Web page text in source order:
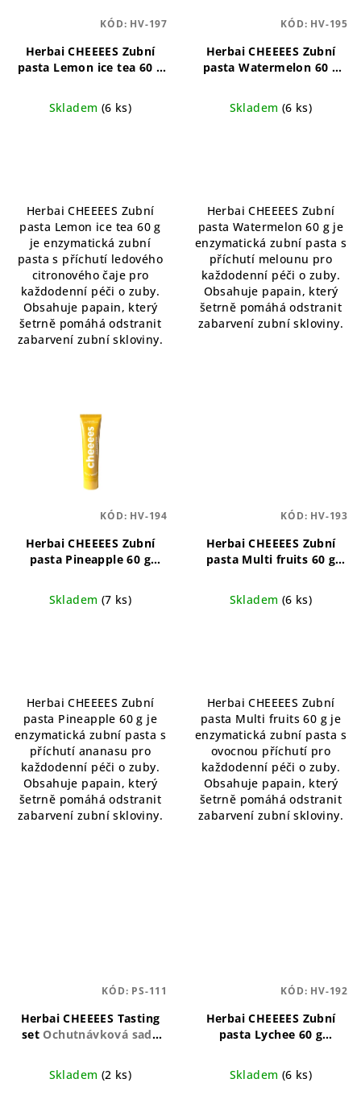
Herbai CHEEEES Zubní
pasta Lemon ice tea 60 g
osvěžujícím citronovým
nádechem
Skladem (6 ks)
Herbai CHEEEES Zubní
pasta Lemon ice tea 60 g
je enzymatická zubní
pasta s příchutí ledového
citronového čaje pro
každodenní péči o zuby.
Obsahuje papain, který
šetrně pomáhá odstranit
zabarvení zubní skloviny.
KÓD: HV-197
Herbai CHEEEES Zubní
pasta Watermelon 60 g
osvěžující melounovou
příchutí
Skladem (6 ks)
Herbai CHEEEES Zubní
pasta Watermelon 60 g je
enzymatická zubní pasta s
příchutí melounu pro
každodenní péči o zuby.
Obsahuje papain, který
šetrně pomáhá odstranit
zabarvení zubní skloviny.
KÓD: HV-195
Herbai CHEEEES Zubní
pasta Pineapple 60 g
příchutí
Skladem (7 ks)
Herbai CHEEEES Zubní
pasta Pineapple 60 g je
enzymatická zubní pasta s
příchutí ananasu pro
každodenní péči o zuby.
Obsahuje papain, který
šetrně pomáhá odstranit
zabarvení zubní skloviny.
KÓD: HV-194
Herbai CHEEEES Zubní
pasta Multi fruits 60 g
příchutí
Skladem (6 ks)
Herbai CHEEEES Zubní
pasta Multi fruits 60 g je
enzymatická zubní pasta s
ovocnou příchutí pro
každodenní péči o zuby.
Obsahuje papain, který
šetrně pomáhá odstranit
zabarvení zubní skloviny.
KÓD: HV-193
Herbai CHEEEES Tasting
set Ochutnávková sada
Herbai CHEEEES
Skladem (2 ks)
KÓD: PS-111
Herbai CHEEEES Zubní
pasta Lychee 60 g
exotickou příchutí liči
Skladem (6 ks)
KÓD: HV-192